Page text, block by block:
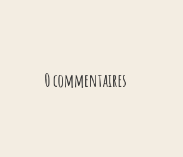
0 commentaires